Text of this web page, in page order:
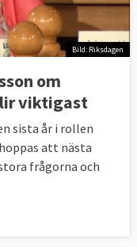
Bild: Riksdagen
om
viktigast
sista år i rollen
att nästa
frågorna och